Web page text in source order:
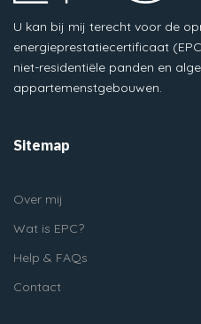
U kan bij mij terecht voor de
energieprestatiecertificaat
niet-residentiële panden en
appartemenstgebouwen.
Sitemap
Over mij
Wat is EPC?
Help & FAQs
Contact